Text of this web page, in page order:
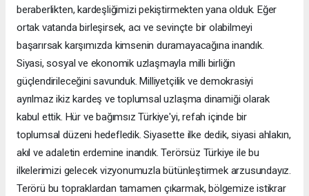
beraberlikten, kardeşliğimizi pekiştirmekten yana olduk. Eğer
ortak vatanda birleşirsek, acı ve sevinçte bir olabilmeyi
başarırsak karşımızda kimsenin duramayacağına inandık.
Siyasi, sosyal ve ekonomik uzlaşmayla milli birliğin
güçlendirileceğini savunduk. Milliyetçilik ve demokrasiyi
ayrılmaz ikiz kardeş ve toplumsal uzlaşma dinamiği olarak
kabul ettik. Hür ve bağımsız Türkiye'yi, refah içinde bir
toplumsal düzeni hedefledik. Siyasette ilke dedik, siyasi ahlakın,
akıl ve adaletin erdemine inandık. Terörsüz Türkiye ile bu
ilkelerimizi gelecek vizyonumuzla bütünleştirmek arzusundayız.
Terörü bu topraklardan tamamen çıkarmak, bölgemize istikrar